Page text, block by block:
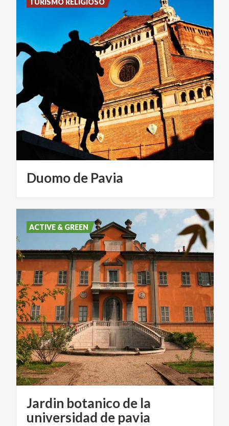
Duomode Pavia
Jardin botanico de la
universidad de pavia
ACTIVE & GREEN